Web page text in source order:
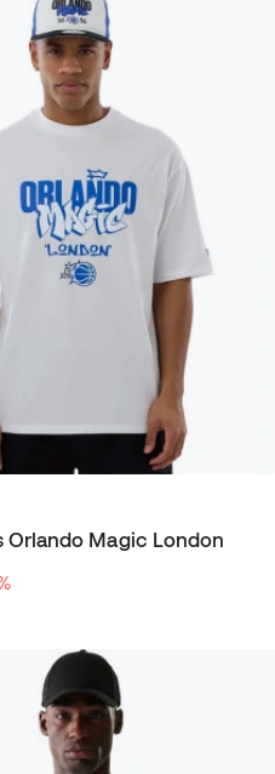
Orlando Magic London